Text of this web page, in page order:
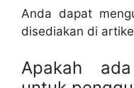
Anda dapat
disediakan di
Apakah